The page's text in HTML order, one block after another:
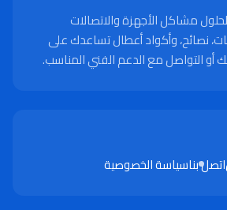
مشاكل الأجهزة والاتصالات
نصائح، وأكواد أعطال تساعدك على
أو التواصل مع الدعم الفني المناسب.
اتصل بناسياسة الخصوصية